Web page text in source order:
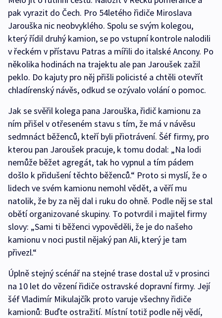
pak vyrazit do Čech. Pro 54letého řidiče Miroslava
Jarouška nic neobvyklého. Spolu se svým kolegou,
který řídil druhý kamion, se po vstupní kontrole nalodili
v řeckém v přístavu Patras a mířili do italské Ancony. Po
několika hodinách na trajektu ale pan Jaroušek zažil
peklo. Do kajuty pro něj přišli policisté a chtěli otevřít
chladírenský návěs, odkud se ozývalo volání o pomoc.
Jak se svěřil kolega pana Jarouška, řidič kamionu za
ním přišel v otřeseném stavu s tím, že má v návěsu
sedmnáct běženců, kteří byli přiotrávení. Šéf firmy, pro
kterou pan Jaroušek pracuje, k tomu dodal: „Na lodi
nemůže běžet agregát, tak ho vypnul a tím pádem
došlo k přidušení těchto běženců.“ Proto si myslí, že o
lidech ve svém kamionu nemohl vědět, a věří mu
natolik, že by za něj dal i ruku do ohně. Podle něj se stal
obětí organizované skupiny. To potvrdil i majitel firmy
slovy: „Sami ti běženci vypověděli, že je do našeho
kamionu v noci pustil nějaký pan Ali, který je tam
přivezl.“
Úplně stejný scénář na stejné trase dostal už v prosinci
na 10 let do vězení řidiče ostravské dopravní firmy. Její
šéf Vladimír Mikulajčík proto varuje všechny řidiče
kamionů: Buďte ostražití. Místní totiž podle něj vědí,